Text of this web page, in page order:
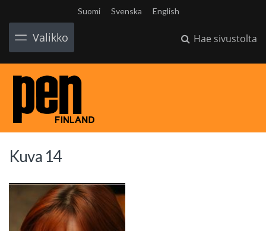
Suomi Svenska English
Valikko Hae sivustolta
Kuva 14